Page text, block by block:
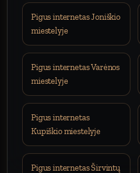
Pigus internetas Joniškio
miestelyje
Pigus internetas Varėnos
miestelyje
Pigus internetas
Kupiškio miestelyje
Pigus internetas Širvintų